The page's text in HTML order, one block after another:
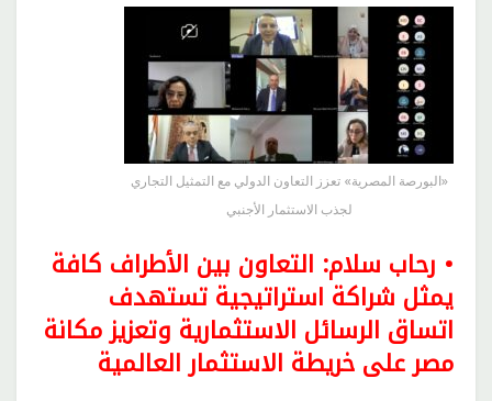
«البورصة المصرية» تعزز التعاون الدولي مع التمثيل التجاري
لجذب الاستثمار الأجنبي
• رحاب سلام: التعاون بين الأطراف كافة
يمثل شراكة استراتيجية تستهدف
اتساق الرسائل الاستثمارية وتعزيز مكانة
مصر على خريطة الاستثمار العالمية